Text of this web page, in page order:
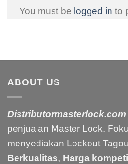
You must be logged in to
ABOUT US
Distributormasterlock.com
penjualan Master Lock.
menyediakan Lockout
Berkualitas, Harga